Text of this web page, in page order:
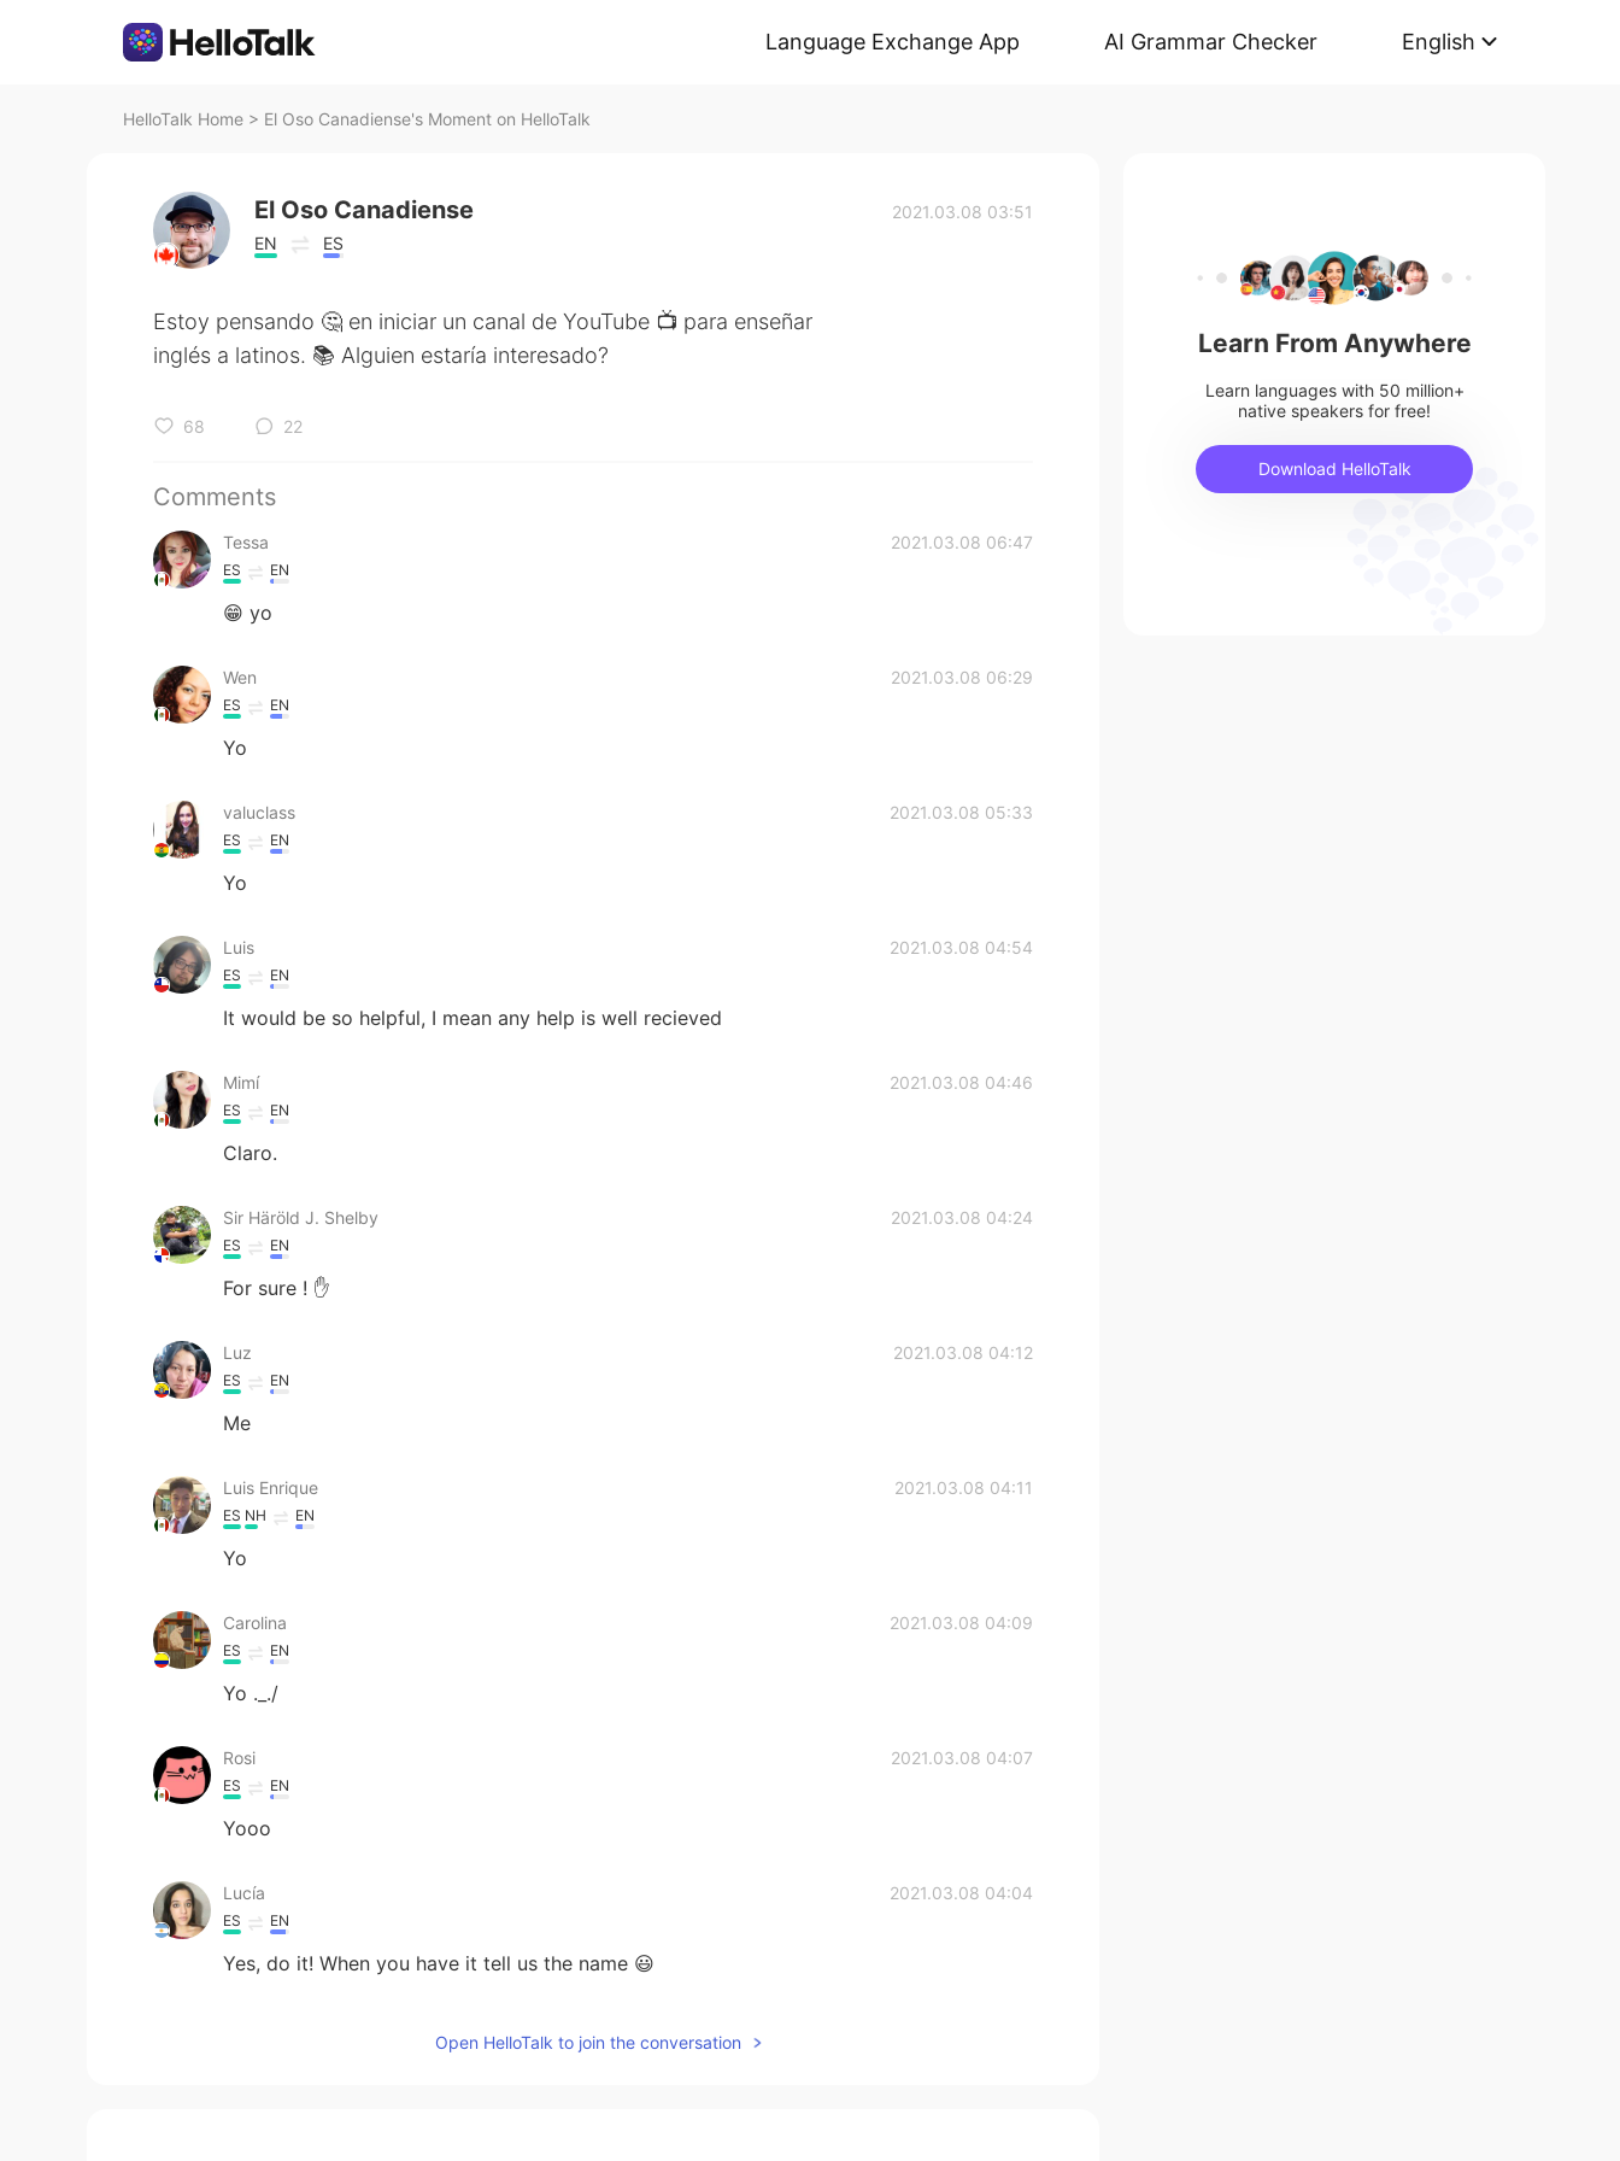
Language Exchange App AI Grammar Checker English
HelloTalk Home > El Oso Canadiense's Moment on HelloTalk
El Oso Canadiense
EN ES
2021.03.08 03:51
Estoy pensando 🤔 en iniciar un canal de YouTube 📺 para enseñar
inglés a latinos. 📚 Alguien estaría interesado?
68 22
Comments
Tessa 2021.03.08 06:47
ES EN
😁 yo
Wen 2021.03.08 06:29
ES EN
Yo
valuclass 2021.03.08 05:33
ES EN
Yo
Luis 2021.03.08 04:54
ES EN
It would be so helpful, I mean any help is well recieved
Mimí 2021.03.08 04:46
ES EN
Claro.
Sir Häröld J. Shelby 2021.03.08 04:24
ES EN
For sure ! ✋
Luz 2021.03.08 04:12
ES EN
Me
Luis Enrique 2021.03.08 04:11
ES NH EN
Yo
Carolina 2021.03.08 04:09
ES EN
Yo ._./
Rosi 2021.03.08 04:07
ES EN
Yooo
Lucía 2021.03.08 04:04
ES EN
Yes, do it! When you have it tell us the name 😃
Open HelloTalk to join the conversation
Learn From Anywhere
Learn languages with 50 million+
native speakers for free!
Download HelloTalk